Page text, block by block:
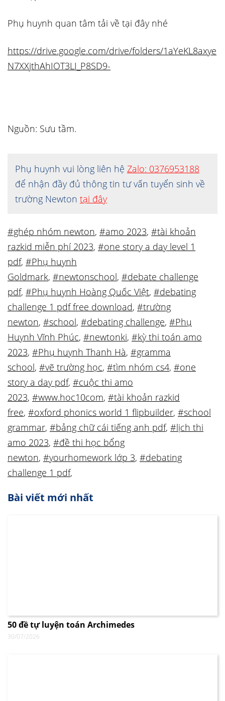
Phụ huynh quan tâm tải về tại đây nhé
https://drive.google.com/drive/folders/1aYeKL8axye
N7XXjthAhIOT3LI_P8SD9-
Nguồn: Sưu tầm.
Phụ huynh vui lòng liên hệ Zalo: 0376953188
để nhận đầy đủ thông tin tư vấn tuyển sinh về
trường Newton tại đây
#ghép nhóm newton, #amo 2023, #tài khoản
razkid miễn phí 2023, #one story a day level 1
pdf, #Phụ huynh
Goldmark, #newtonschool, #debate challenge
pdf, #Phụ huynh Hoàng Quốc Việt, #debating
challenge 1 pdf free download, #trường
newton, #school, #debating challenge, #Phụ
Huynh Vĩnh Phúc, #newtonki, #kỳ thi toán amo
2023, #Phụ huynh Thanh Hà, #gramma
school, #vẽ trường học, #tìm nhóm cs4, #one
story a day pdf, #cuộc thi amo
2023, #www.hoc10com, #tài khoản razkid
free, #oxford phonics world 1 flipbuilder, #school
grammar, #bảng chữ cái tiếng anh pdf, #lịch thi
amo 2023, #đề thi học bổng
newton, #yourhomework lớp 3, #debating
challenge 1 pdf,
Bài viết mới nhất
50 đề tự luyện toán Archimedes
30/07/2026